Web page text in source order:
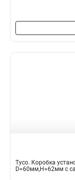
Тусо. Коробка
D=60мм,Н=62мм с